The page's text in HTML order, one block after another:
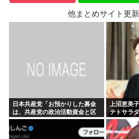
他まとめサイト更
日本共産党「お預かりした募金
は、共産党の政治活動資金と区
別し、全額を被災地のために使
います」
上沼恵美
テトサラ
サラダ作
」